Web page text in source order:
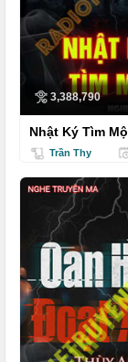
3,388,790
Nhật Ký Tìm Mộ
Trần Thy